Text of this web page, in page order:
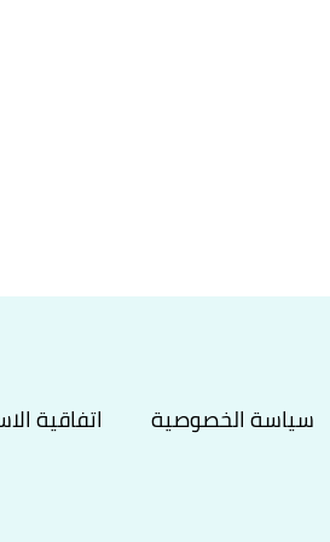
سياسة الخصوصية اتفاقية